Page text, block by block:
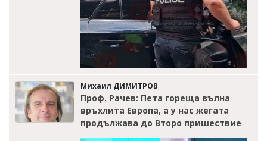
Михаил ДИМИТРОВ
Проф. Рачев: Пета гореща вълна
връхлита Европа, а у нас жегата
продължава до Второ пришествие